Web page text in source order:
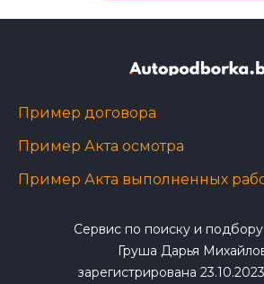
Пример договора
Пример Акта осмотра
Пример Акта выполненных
Сервис по поиску и
Груша Дарья
зарегистрирована